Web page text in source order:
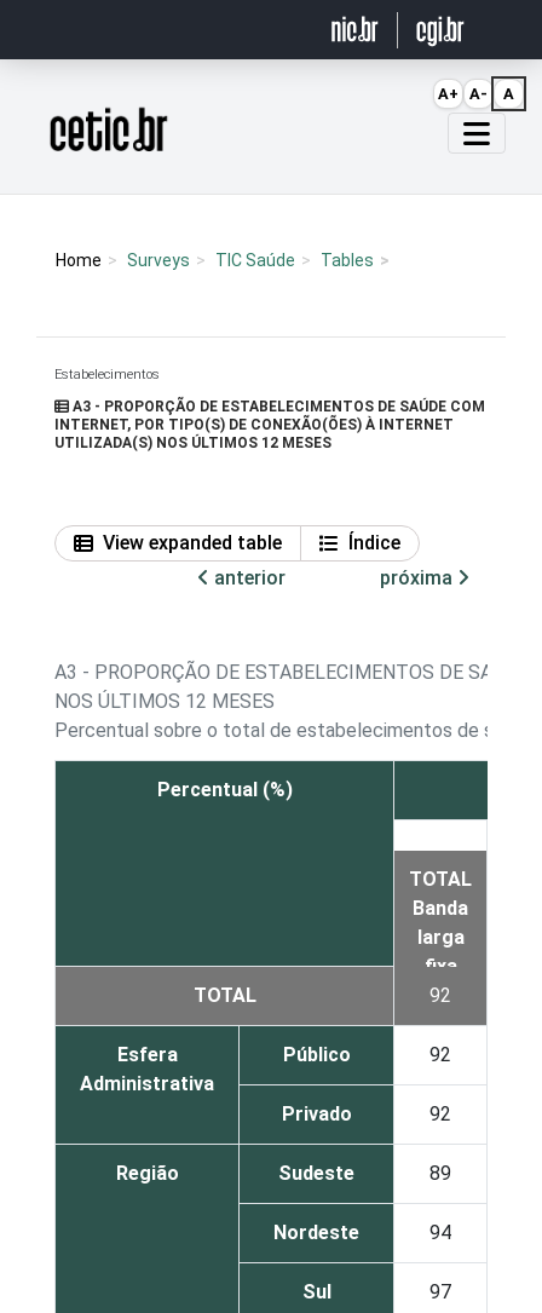
Página inicial
Home Surveys TIC Saúde Tables
Estabelecimentos
A3 - PROPORÇÃO DE ESTABELECIMENTOS DE SAÚDE COM
INTERNET, POR TIPO(S) DE CONEXÃO(ÕES) À INTERNET
UTILIZADA(S) NOS ÚLTIMOS 12 MESES
View expanded table
Índice
anterior
próxima
A3 - PROPORÇÃO DE ESTABELECIMENTOS DE
NOS ÚLTIMOS 12 MESES
Percentual sobre o total de estabelecimentos de
Percentual (%)
TOTAL
Banda
larga
fixa
TOTAL 92
Esfera
Administrativa
Público 92
Privado 92
Região Sudeste 89
Nordeste 94
Sul 97
A+ A- A